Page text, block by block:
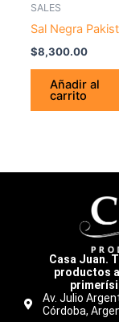
SALES
Sal Negra
$8,300.00
Añadir al
carrito
Casa Juan.
productos
Av. Julio
Córdoba,